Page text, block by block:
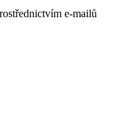
e-mailů